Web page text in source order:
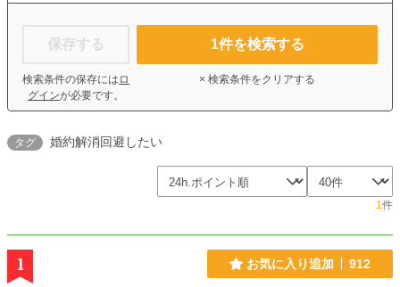
保存する
検索条件の保存には ロ
グインが必要です。
1件を検索する
× 検索条件をクリアする
タグ 婚約解消回避したい
1件
1 お気に入り追加 912